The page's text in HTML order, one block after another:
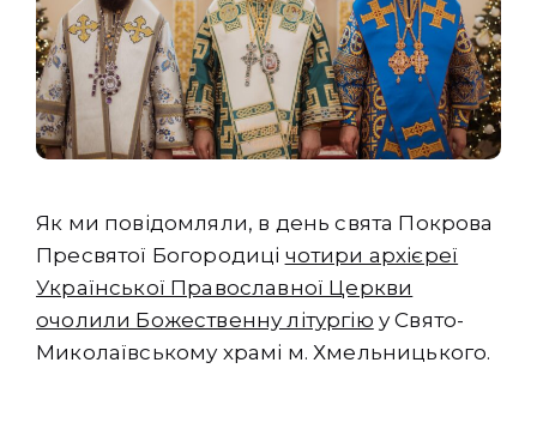
Як ми повідомляли, в день свята Покрова
Пресвятої Богородиці чотири архієреї
Української Православної Церкви
очолили Божественну літургію у Свято-
Миколаївському храмі м. Хмельницького.